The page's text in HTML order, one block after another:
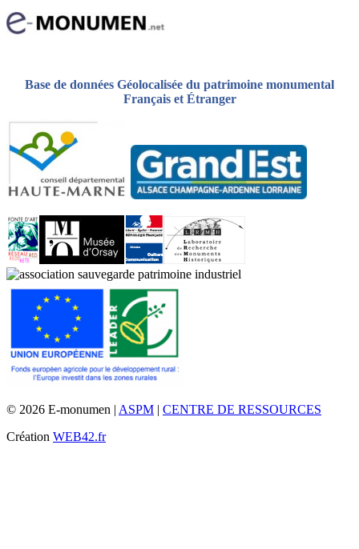
Base de données Géolocalisée du patrimoine monumental
Français et Étranger
© 2026 E-monumen | ASPM | CENTRE DE RESSOURCES
Création WEB42.fr